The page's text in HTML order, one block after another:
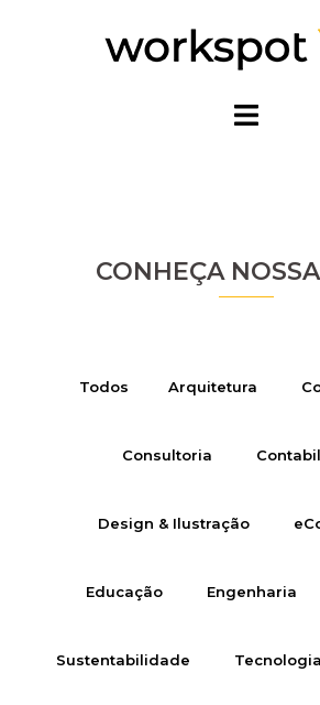
CONHEÇA
Todos Arquitetura
Consultoria
Design & Ilustração
Educação Engenharia
Sustentabilidade Tecnologia